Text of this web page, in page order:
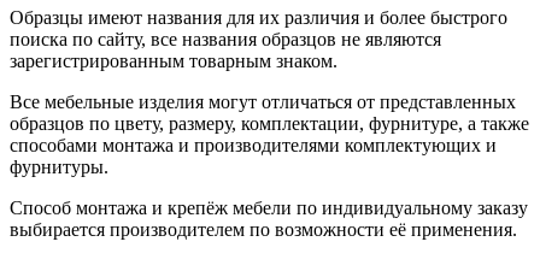
Образцы имеют названия для их различия и более быстрого
поиска по сайту, все названия образцов не являются
зарегистрированным товарным знаком.
Все мебельные изделия могут отличаться от представленных
образцов по цвету, размеру, комплектации, фурнитуре, а также
способами монтажа и производителями комплектующих и
фурнитуры.
Способ монтажа и крепёж мебели по индивидуальному заказу
выбирается производителем по возможности её применения.